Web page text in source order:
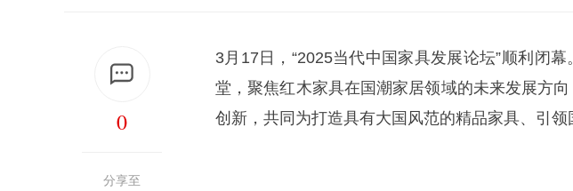
0
分享至
3月17日，“2025当代中国家具发展论坛”顺利闭
堂，聚焦红木家具在国潮家居领域的未来发展方
创新，共同为打造具有大国风范的精品家具、引领